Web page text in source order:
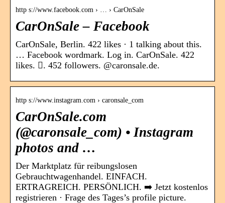
http s://www.facebook.com › … › CarOnSale
CarOnSale – Facebook
CarOnSale, Berlin. 422 likes · 1 talking about this.
… Facebook wordmark. Log in. CarOnSale. 422
likes. 󱞋. 452 followers. @caronsale.de.
http s://www.instagram.com › caronsale_com
CarOnSale.com
(@caronsale_com) • Instagram
photos and …
Der Marktplatz für reibungslosen
Gebrauchtwagenhandel. EINFACH.
ERTRAGREICH. PERSÖNLICH. ➡️ Jetzt kostenlos
registrieren · Frage des Tages’s profile picture.